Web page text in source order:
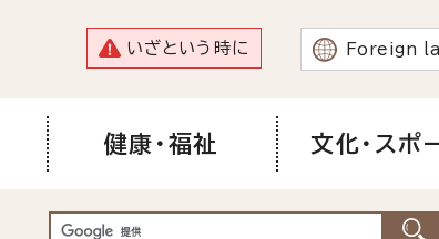
いざという時に Foreign
健康・福祉 文化・スポ